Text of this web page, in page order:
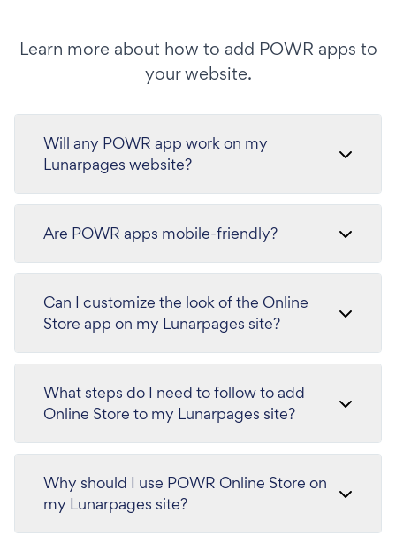
Learn more about how to add POWR apps to
your website.
Will any POWR app work on my
Lunarpages website?
Are POWR apps mobile-friendly?
Can I customize the look of the Online
Store app on my Lunarpages site?
What steps do I need to follow to add
Online Store to my Lunarpages site?
Why should I use POWR Online Store on
my Lunarpages site?